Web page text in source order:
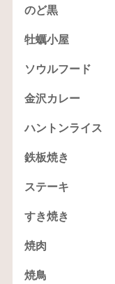
のど黒
牡蠣小屋
ソウルフード
金沢カレー
ハントンライス
鉄板焼き
ステーキ
すき焼き
焼肉
焼鳥